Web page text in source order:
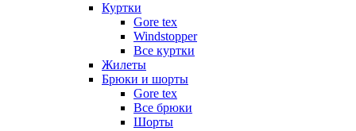
Куртки
Gore tex
Windstopper
Все куртки
Жилеты
Брюки и шорты
Gore tex
Все брюки
Шорты